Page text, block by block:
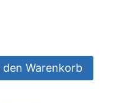
den Warenkorb